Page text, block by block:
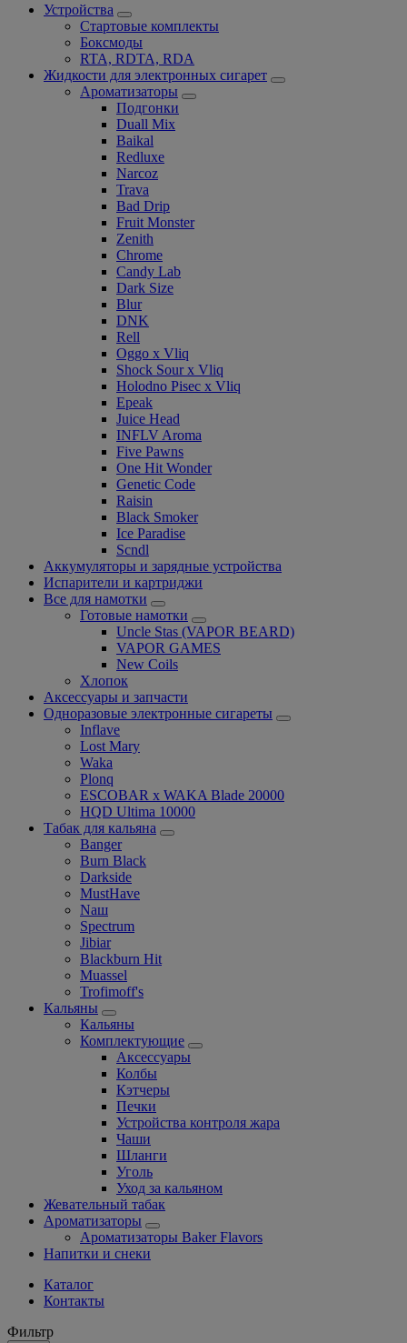
Устройства
Стартовые комплекты
Боксмоды
RTA, RDTA, RDA
Жидкости для электронных сигарет
Ароматизаторы
Подгонки
Duall Mix
Baikal
Redluxe
Narcoz
Trava
Bad Drip
Fruit Monster
Zenith
Chrome
Candy Lab
Dark Size
Blur
DNK
Rell
Oggo x Vliq
Shock Sour x Vliq
Holodno Pisec x Vliq
Epeak
Juice Head
INFLV Aroma
Five Pawns
One Hit Wonder
Genetic Code
Raisin
Black Smoker
Ice Paradise
Scndl
Аккумуляторы и зарядные устройства
Испарители и картриджи
Все для намотки
Готовые намотки
Uncle Stas (VAPOR BEARD)
VAPOR GAMES
New Coils
Хлопок
Аксессуары и запчасти
Одноразовые электронные сигареты
Inflave
Lost Mary
Waka
Plonq
ESCOBAR x WAKA Blade 20000
HQD Ultima 10000
Табак для кальяна
Banger
Burn Black
Darkside
MustHave
Nаш
Spectrum
Jibiar
Blackburn Hit
Muassel
Trofimoff's
Кальяны
Кальяны
Комплектующие
Аксессуары
Колбы
Кэтчеры
Печки
Устройства контроля жара
Чаши
Шланги
Уголь
Уход за кальяном
Жевательный табак
Ароматизаторы
Ароматизаторы Baker Flavors
Напитки и снеки
Каталог
Контакты
Фильтр